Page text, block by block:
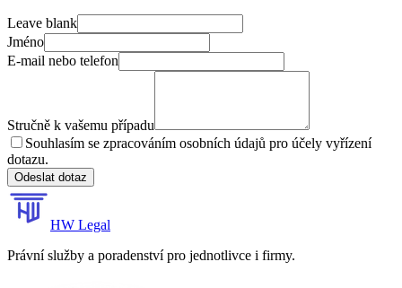
Leave blank
Jméno
E-mail nebo telefon
Stručně k vašemu případu
Souhlasím se zpracováním osobních údajů pro účely vyřízení
dotazu.
Odeslat dotaz
HW Legal
Právní služby a poradenství pro jednotlivce i firmy.